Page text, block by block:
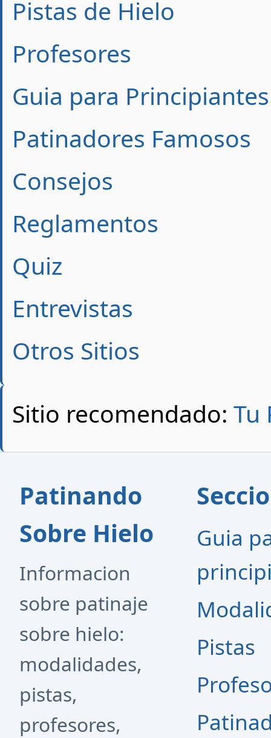
Pistas de Hielo
Profesores
Guia para Principiantes
Patinadores Famosos
Consejos
Reglamentos
Quiz
Entrevistas
Otros Sitios
Sitio recomendado: Tu
Patinando
Sobre Hielo
Informacion
sobre patinaje
sobre hielo:
modalidades,
pistas,
profesores,
Guia
Pistas